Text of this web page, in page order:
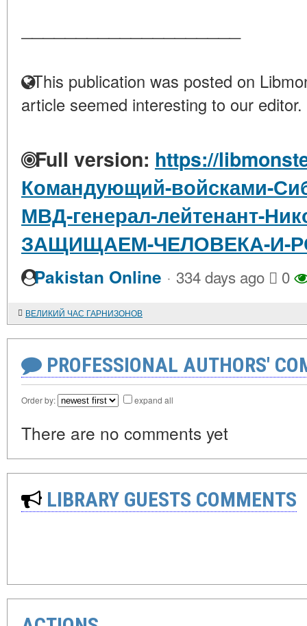
This publication was posted on
article seemed interesting to our editor.
Full version: https://
Командующий-войсками-
МВД-генерал-лейтенант-
ЗАЩИЩАЕМ-ЧЕЛОВЕКА-И-
Pakistan Online · 334 days ago 0
ВЕЛИКИЙ ЧАС ГАРНИЗОНОВ
PROFESSIONAL AUTHORS'
Order by: expand all
There are no comments yet
LIBRARY GUESTS COMMENTS